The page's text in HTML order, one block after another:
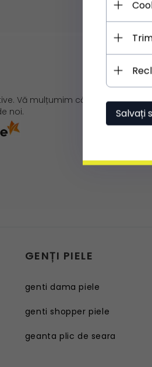
**
sau
Vă mulțumim că
noi.
GENȚI PIELE
genti dama piele
genti shopper piele
geanta plic de seara
Salvați